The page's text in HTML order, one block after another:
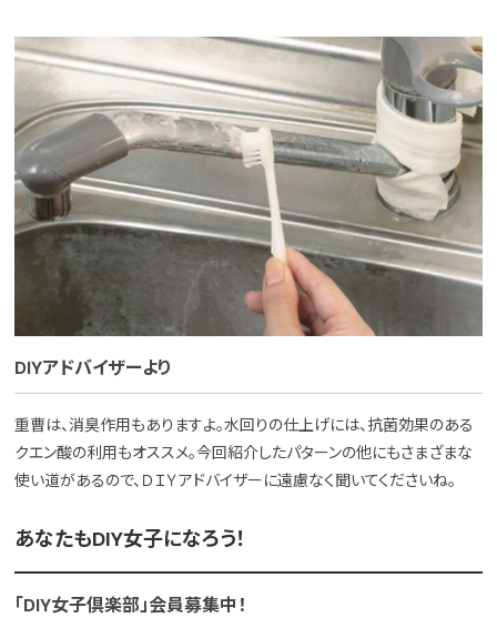
DIYアドバイザーより
重曹は、消臭作用もありますよ。水回りの仕上げには、抗菌効果のある
クエン酸の利用もオススメ。今回紹介したパターンの他にもさまざまな
使い道があるので、ＤＩＹアドバイザーに遠慮なく聞いてくださいね。
あなたもDIY女子になろう！
「DIY女子倶楽部」会員募集中！